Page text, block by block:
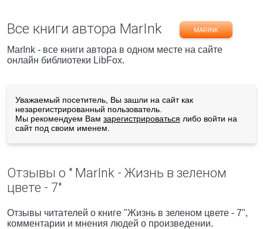
Все книги автора MarInk MARINK
MarInk - все книги автора в одном месте на сайте
онлайн библиотеки LibFox.
Уважаемый посетитель, Вы зашли на сайт как
незарегистрированный пользователь.
Мы рекомендуем Вам зарегистрироваться либо войти на
сайт под своим именем.
Отзывы о " MarInk - Жизнь в зеленом
цвете - 7"
Отзывы читателей о книге "Жизнь в зеленом цвете - 7",
комментарии и мнения людей о произведении.